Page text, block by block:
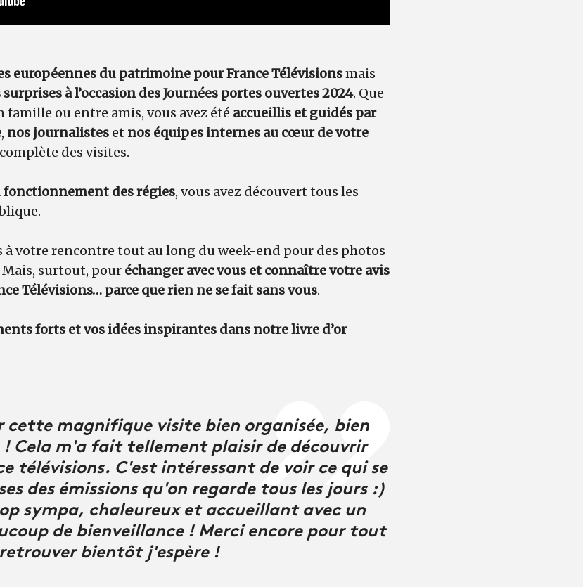
européennes du patrimoine pour France Télévisionsmais
à l’occasion des Journées portes ouvertes 2024. Que
famille ou entre amis, vous avez été accueillis et guidés par
, nos journalistes et nos équipes internes au cœur de votre
des visites.
fonctionnement des régies, vous avez découvert tous les
à votre rencontre tout au long du week-end pour des photos
Mais, surtout, pour échanger avec vous et connaître votre avis
Télévisions… parce que rien ne se fait sans vous.
forts et vos idées inspirantes dans notre livre d’or
cette magnifique visite bien organisée, bien
Cela m'a fait tellement plaisir de découvrir
télévisions. C'est intéressant de voir ce qui se
des émissions qu'on regarde tous les jours :)
sympa, chaleureux et accueillant avec un
de bienveillance ! Merci encore pour tout
bientôt j'espère !